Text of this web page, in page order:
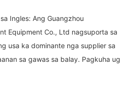
Ingles: Ang Guangzhou
Equipment Co., Ltd nagsuporta sa
usa ka dominante nga supplier sa
sa gawas sa balay. Pagkuha ug